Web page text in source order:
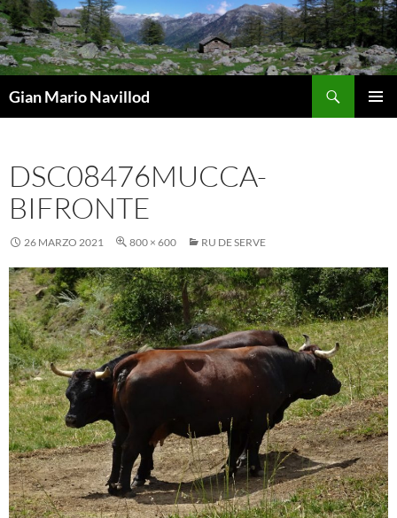
Vai
al
contenuto
Gian Mario Navillod
DSC08476MUCCA-
BIFRONTE
26 MARZO 2021 800 × 600 RU DE SERVE